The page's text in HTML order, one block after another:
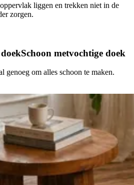
liggen en trekken niet in de
zorgen.
Schoon metvochtige doek
genoeg om alles schoon te maken.